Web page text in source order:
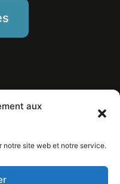
aux
notre site web et notre service.